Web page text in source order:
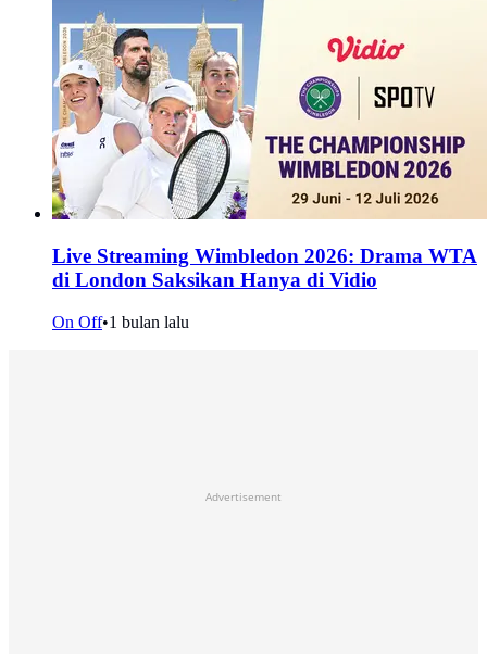
Live Streaming Wimbledon 2026: Drama WTA
di London Saksikan Hanya di Vidio
On Off•1 bulan lalu
Advertisement